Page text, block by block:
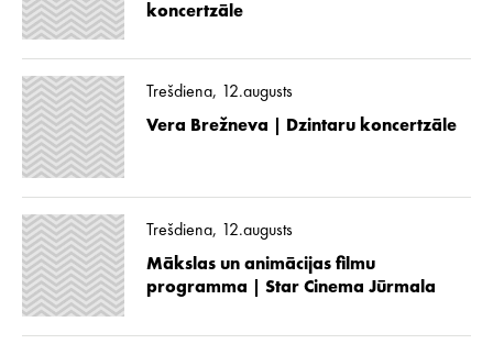
koncertzāle
Trešdiena, 12.augusts
Vera Brežneva | Dzintaru koncertzāle
Trešdiena, 12.augusts
Mākslas un animācijas filmu
programma | Star Cinema Jūrmala